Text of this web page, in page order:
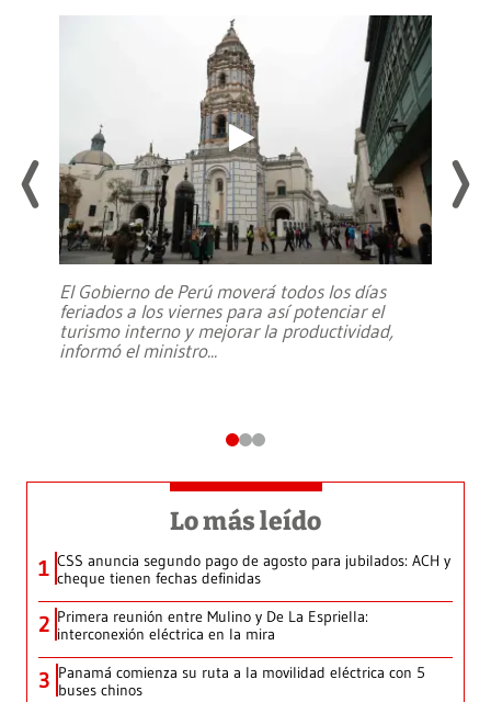
El Gobierno de Perú moverá todos los días
feriados a los viernes para así potenciar el
turismo interno y mejorar la productividad,
informó el ministro...
Lo más leído
1 CSS anuncia segundo pago de agosto para jubilados: ACH y
cheque tienen fechas definidas
2 Primera reunión entre Mulino y De La Espriella:
interconexión eléctrica en la mira
3 Panamá comienza su ruta a la movilidad eléctrica con 5
buses chinos